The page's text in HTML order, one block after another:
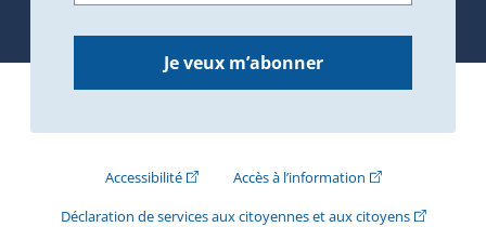
Je veux m’abonner
Accessibilité(Cet hyperlien externe s'ouvrira dans une
Accès à l’information(Cet hyperlien
Déclaration de services aux citoyennes et aux citoyens(Cet